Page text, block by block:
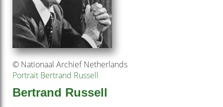
© Nationaal Archief Netherlands
Portrait Bertrand Russell
Bertrand Russell